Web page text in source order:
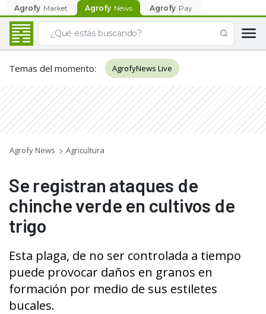
Agrofy Market Agrofy News Agrofy Pay
Temas del momento: AgrofyNews Live
Agrofy News Agricultura
Se registran ataques de
chinche verde en cultivos de
trigo
Esta plaga, de no ser controlada a tiempo
puede provocar daños en granos en
formación por medio de sus estiletes
bucales.